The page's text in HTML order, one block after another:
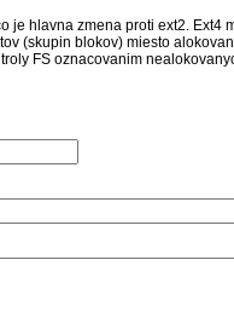
je hlavna zmena proti ext2. Ext4
(skupin blokov) miesto
FS oznacovanim